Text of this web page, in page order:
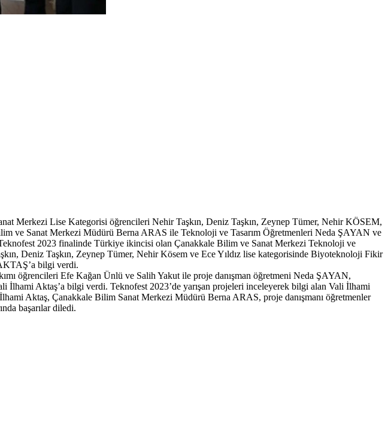
Merkezi Lise Kategorisi öğrencileri Nehir Taşkın, Deniz Taşkın, Zeynep Tümer, Nehir KÖSEM,
ve Sanat Merkezi Müdürü Berna ARAS ile Teknoloji ve Tasarım Öğretmenleri Neda ŞAYAN ve
2023 finalinde Türkiye ikincisi olan Çanakkale Bilim ve Sanat Merkezi Teknoloji ve
Deniz Taşkın, Zeynep Tümer, Nehir Kösem ve Ece Yıldız lise kategorisinde Biyoteknoloji Fikir
bilgi verdi.
öğrencileri Efe Kağan Ünlü ve Salih Yakut ile proje danışman öğretmeni Neda ŞAYAN,
İlhami Aktaş’a bilgi verdi. Teknofest 2023’de yarışan projeleri inceleyerek bilgi alan Vali İlhami
Aktaş, Çanakkale Bilim Sanat Merkezi Müdürü Berna ARAS, proje danışmanı öğretmenler
başarılar diledi.